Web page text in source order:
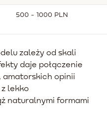
500 - 1000 PLN
zależy od skali
daje połączenie
amatorskich opinii
lekko
naturalnymi formami